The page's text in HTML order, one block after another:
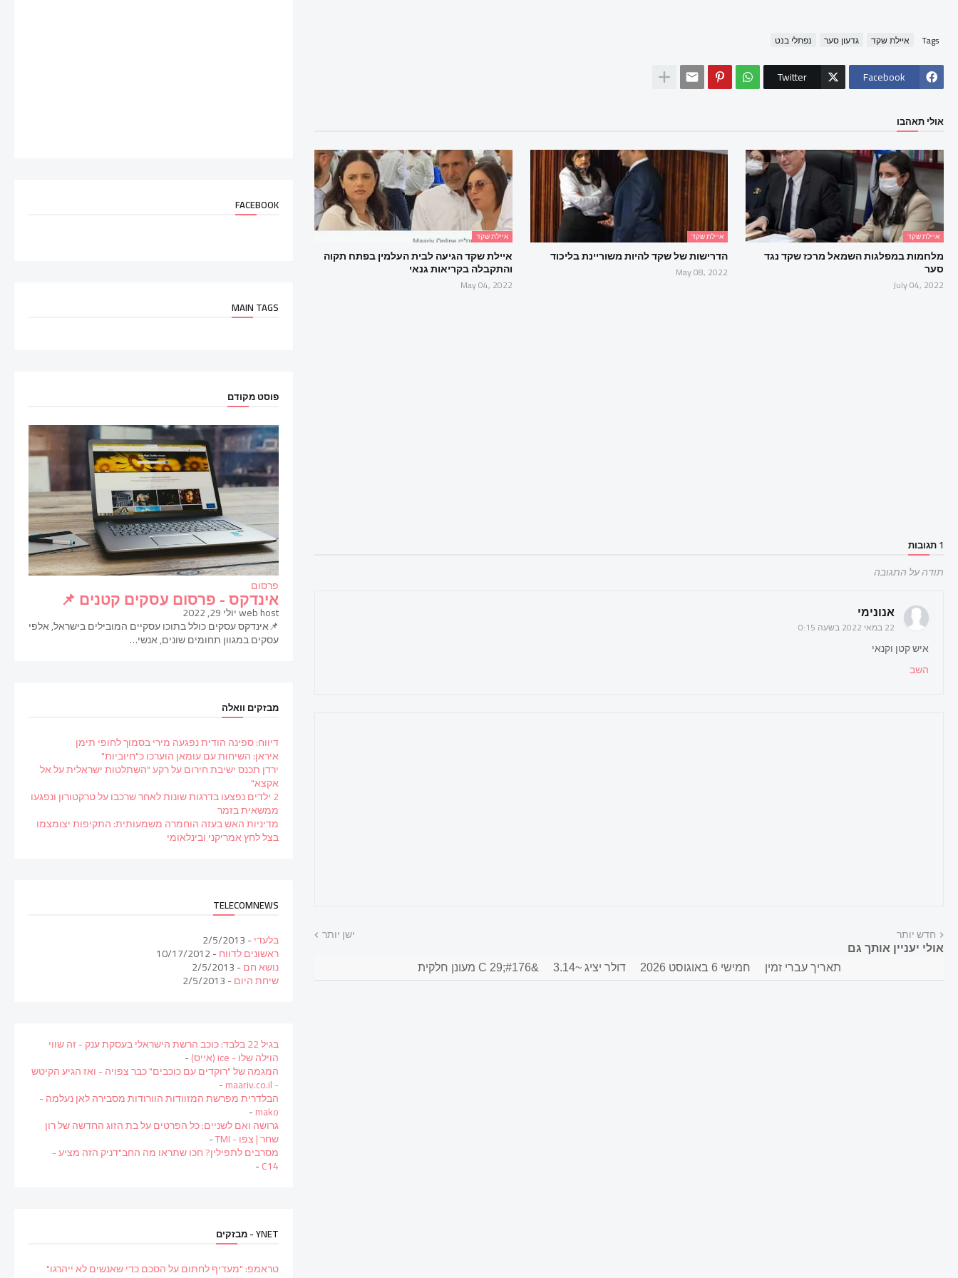
Tags איילת שקד גדעון סער נפתלי בנט
Facebook
Twitter
אולי תאהבו
איילת שקד
מלחמות במפלגות השמאל מרכז שקד נגד
סער
July 04, 2022
איילת שקד
הדרישות של שקד להיות משוריינת בליכוד
May 08, 2022
איילת שקד
איילת שקד הגיעה לבית העלמין בפתח תקוה
והתקבלה בקריאות גנאי
May 04, 2022
1 תגובות
תודה על התגובה
אנונימי
22 במאי 2022 בשעה 0:15
איש קטן וקנאי
השב
חדש יותר ישן יותר
אולי יעניין אותך גם
תאריך עברי זמין חמישי 6 באוגוסט 2026 דולר יציג ~3.14 &#176;C 29 מעונן חלקית
FACEBOOK
MAIN TAGS
פוסט מקודם
פרסום
אינדקס - פרסום עסקים קטנים 📌
web hostיולי 29, 2022
📌אינדקס עסקים כולל בתוכו עסקיים המובילים בישראל, אלפי
עסקים במגוון תחומים שונים, אנשי…
מבזקים וואלה
דיווח: ספינה הודית נפגעה מירי בסמוך לחופי תימן
איראן: השיחות עם עומאן הוערכו כ"חיוביות"
ירדן תכנס ישיבת חירום על רקע "השתלטות ישראלית על אל
אקצא"
2 ילדים נפצעו בדרגות שונות לאחר שרכבו על טרקטורון ונפגעו
ממשאית בזמר
מדיניות האש בעזה הוחמרה משמעותית: התקיפות יצומצמו
בצל לחץ אמריקני ובינלאומי
TELECOMNEWS
בלעדי- 2/5/2013
ראשונים לדווח- 10/17/2012
נושא חם- 2/5/2013
שיחת היום- 2/5/2013
בגיל 22 בלבד: כוכב הרשת הישראלי בעסקת ענק - זה שווי
הוילה שלו - ice (אייס) -
המגמה של "רוקדים עם כוכבים" כבר צפויה - ואז הגיע הקיטש
- maariv.co.il
-
הבלדרית מפרשת המזוודות הוורודות מסבירה לאן נעלמה -
mako
-
גרושה ואם לשניים: כל הפרטים על בת הזוג החדשה של רון
שחר | צפו - TMI -
מסרבים לתפילין? חכו שתראו מה החב"דניק הזה מציע -
C14
-
YNET - מבזקים
טראמפ: "מעדיף לחתום על הסכם כדי שאנשים לא ייהרגו"